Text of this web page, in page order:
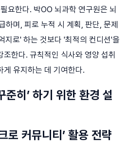
요한다. 박OO 뇌과학 연구원은 뇌
하며, 피로 누적 시 계획, 판단, 문제
지로' 하는 것보다 '최적의 컨디션'을
한다. 규칙적인 식사와 영양 섭취
게 유지하는 데 기여한다.
준히’ 하기 위한 환경 설
로 커뮤니티’ 활용 전략